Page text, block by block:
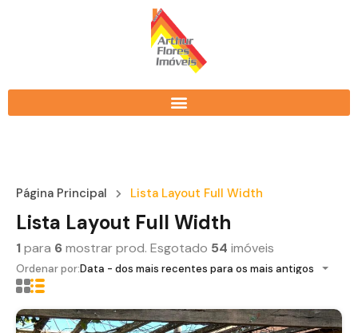
Página Principal Lista Layout Full Width
Lista Layout Full Width
1para 6mostrar prod. Esgotado 54 imóveis
Ordenar por:Data - dos mais recentes para os mais antigos